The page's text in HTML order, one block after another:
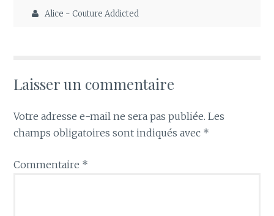
Alice - Couture Addicted
Laisser un commentaire
Votre adresse e-mail ne sera pas publiée. Les
champs obligatoires sont indiqués avec *
Commentaire *